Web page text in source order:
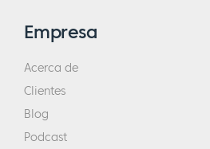
Empresa
Acerca de
Clientes
Blog
Podcast